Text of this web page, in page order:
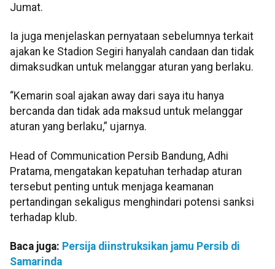
Jumat.
Ia juga menjelaskan pernyataan sebelumnya terkait
ajakan ke Stadion Segiri hanyalah candaan dan tidak
dimaksudkan untuk melanggar aturan yang berlaku.
“Kemarin soal ajakan away dari saya itu hanya
bercanda dan tidak ada maksud untuk melanggar
aturan yang berlaku,” ujarnya.
Head of Communication Persib Bandung, Adhi
Pratama, mengatakan kepatuhan terhadap aturan
tersebut penting untuk menjaga keamanan
pertandingan sekaligus menghindari potensi sanksi
terhadap klub.
Baca juga: Persija diinstruksikan jamu Persib di
Samarinda